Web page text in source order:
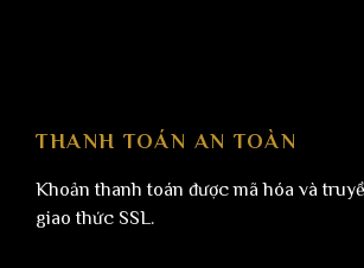
THANH TOÁN AN TOÀN
Khoản thanh toán được mã hóa và
giao thức SSL.